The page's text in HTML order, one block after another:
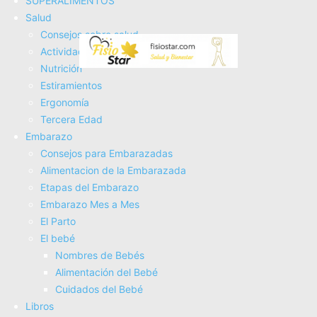
Salud
Consejos sobre salud
Actividad Fí­sica
Nutrición
Estiramientos
Ergonomí­a
Tercera Edad
Embarazo
Consejos para Embarazadas
Alimentacion de la Embarazada
Etapas del Embarazo
Embarazo Mes a Mes
El Parto
El bebé
Nombres de Bebés
Alimentación del Bebé
Cuidados del Bebé
Libros
Tienda Bebes
Fisioterapia
Electroterapia
Tratamientos
Masajes
SUPERALIMENTOS
Salud
Consejos sobre salud
Actividad Fí­sica
Nutrición
Estiramientos
Ergonomí­a
Tercera Edad
Embarazo
Consejos para Embarazadas
Alimentacion de la Embarazada
Etapas del Embarazo
Embarazo Mes a Mes